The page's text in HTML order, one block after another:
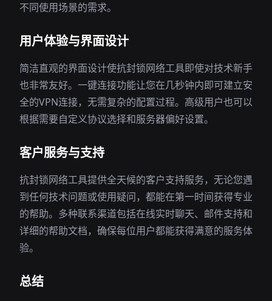
不同使用场景的需求。
用户体验与界面设计
简洁直观的界面设计使抗封锁网络工具即使对技术新手
也非常友好。一键连接功能让您在几秒钟内即可建立安
全的VPN连接，无需复杂的配置过程。高级用户也可以
根据需要自定义协议选择和服务器偏好设置。
客户服务与支持
抗封锁网络工具提供全天候的客户支持服务，无论您遇
到任何技术问题或使用疑问，都能在第一时间获得专业
的帮助。多种联系渠道包括在线实时聊天、邮件支持和
详细的帮助文档，确保每位用户都能获得满意的服务体
验。
总结